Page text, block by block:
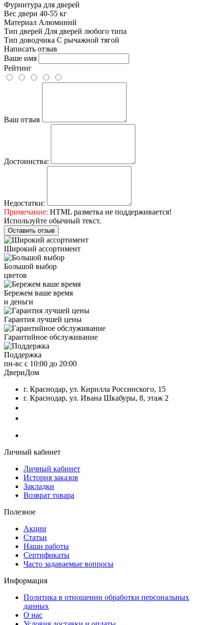
Фурнитура для дверей
Вес двери 40-55 кг
Материал Алюминий
Тип дверей Для дверей любого типа
Тип доводчика С рычажной тягой
Написать отзыв
Ваше имя
Рейтинг
Ваш отзыв
Достоинства:
Недостатки:
Примечание: HTML разметка не поддерживается!
Используйте обычный текст.
Оставить отзыв
Широкий ассортимент
Большой выбор
цветов
Бережем ваше время
и деньги
Гарантия лучшей цены
Гарантийное обслуживание
Поддержка
пн-вс с 10:00 до 20:00
ДвериДом
г. Краснодар, ул. Кирилла Россинского, 15
г. Краснодар, ул. Ивана Шкабуры, 8, этаж 2
Личный кабинет
Личный кабинет
История заказов
Закладки
Возврат товара
Полезное
Акции
Статьи
Наши работы
Сертификаты
Часто задаваемые вопросы
Информация
Политика в отношении обработки персональных
данных
О нас